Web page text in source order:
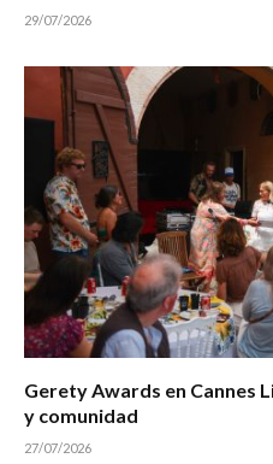
29/07/2026
Gerety Awards en Cannes
y comunidad
27/07/2026